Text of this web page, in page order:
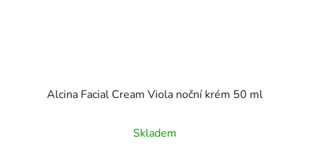
Alcina Facial Cream Viola noční krém 50 ml
Skladem